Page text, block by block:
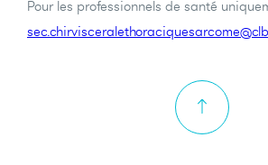
Pour les professionnels de santé